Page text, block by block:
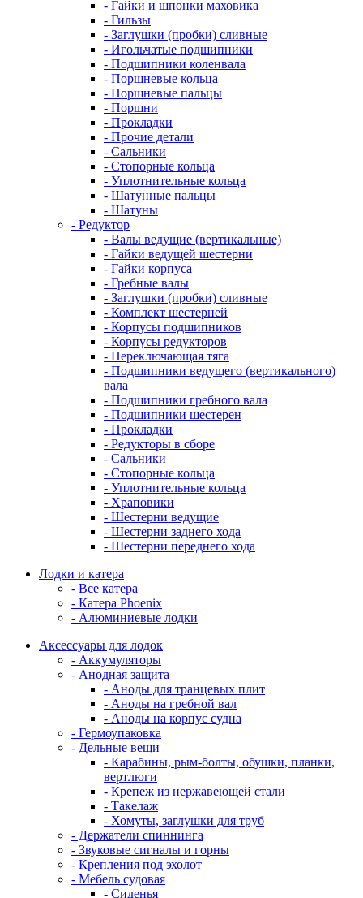
- Гайки и шпонки маховика
- Гильзы
- Заглушки (пробки) сливные
- Игольчатые подшипники
- Подшипники коленвала
- Поршневые кольца
- Поршневые пальцы
- Поршни
- Прокладки
- Прочие детали
- Сальники
- Стопорные кольца
- Уплотнительные кольца
- Шатунные пальцы
- Шатуны
- Редуктор
- Валы ведущие (вертикальные)
- Гайки ведущей шестерни
- Гайки корпуса
- Гребные валы
- Заглушки (пробки) сливные
- Комплект шестерней
- Корпусы подшипников
- Корпусы редукторов
- Переключающая тяга
- Подшипники ведущего (вертикального)
вала
- Подшипники гребного вала
- Подшипники шестерен
- Прокладки
- Редукторы в сборе
- Сальники
- Стопорные кольца
- Уплотнительные кольца
- Храповики
- Шестерни ведущие
- Шестерни заднего хода
- Шестерни переднего хода
Лодки и катера
- Все катера
- Катера Phoenix
- Алюминиевые лодки
Аксессуары для лодок
- Аккумуляторы
- Анодная защита
- Аноды для транцевых плит
- Аноды на гребной вал
- Аноды на корпус судна
- Гермоупаковка
- Дельные вещи
- Карабины, рым-болты, обушки, планки,
вертлюги
- Крепеж из нержавеющей стали
- Такелаж
- Хомуты, заглушки для труб
- Держатели спиннинга
- Звуковые сигналы и горны
- Крепления под эхолот
- Мебель судовая
- Сиденья